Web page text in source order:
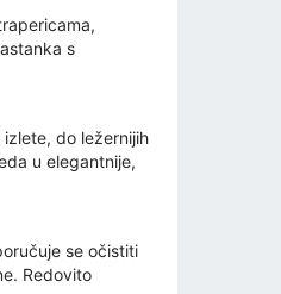
s
do ležernijih
u elegantnije,
se očistiti
Redovito